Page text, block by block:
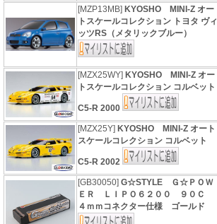
[MZP13MB] KYOSHO MINI-Z オー
トスケールコレクション トヨタ ヴィ
ッツRS（メタリックブルー）
[MZX25WY] KYOSHO MINI-Z オー
トスケールコレクション コルベット
C5-R 2000
[MZX25Y] KYOSHO MINI-Z オート
スケールコレクション コルベット
C5-R 2002
[GB30050]G☆STYLE Ｇ☆ＰＯＷ
ＥＲ ＬＩＰＯ６２００ ９０Ｃ
４ｍｍコネクター仕様 ゴールド